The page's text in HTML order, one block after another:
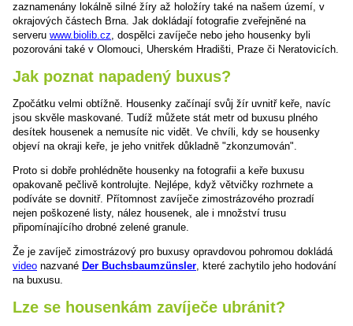
zaznamenány lokálně silné žíry až holožíry také na našem území, v
okrajových částech Brna. Jak dokládají fotografie zveřejněné na
serveru www.biolib.cz, dospělci zavíječe nebo jeho housenky byli
pozorováni také v Olomouci, Uherském Hradišti, Praze či Neratovicích.
Jak poznat napadený buxus?
Zpočátku velmi obtížně. Housenky začínají svůj žír uvnitř keře, navíc
jsou skvěle maskované. Tudíž můžete stát metr od buxusu plného
desítek housenek a nemusíte nic vidět. Ve chvíli, kdy se housenky
objeví na okraji keře, je jeho vnitřek důkladně "zkonzumován".
Proto si dobře prohlédněte housenky na fotografii a keře buxusu
opakovaně pečlivě kontrolujte. Nejlépe, když větvičky rozhrnete a
podíváte se dovnitř. Přítomnost zavíječe zimostrázového prozradí
nejen poškozené listy, nález housenek, ale i množství trusu
připomínajícího drobné zelené granule.
Že je zavíječ zimostrázový pro buxusy opravdovou pohromou dokládá
video nazvané Der Buchsbaumzünsler , které zachytilo jeho hodování
na buxusu.
Lze se housenkám zavíječe ubránit?